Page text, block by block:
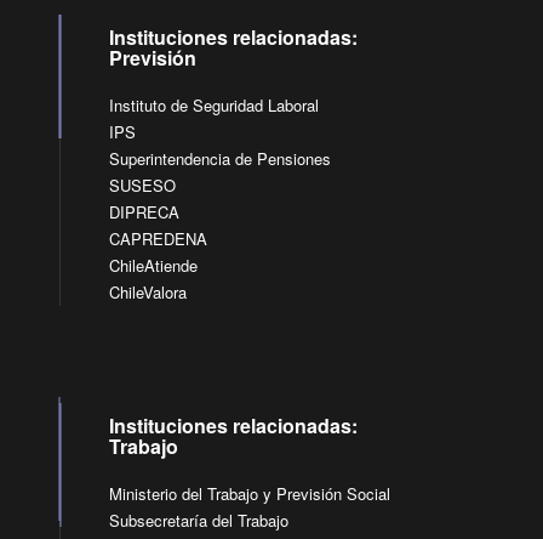
Instituciones relacionadas:
Previsión
Instituto de Seguridad Laboral
IPS
Superintendencia de Pensiones
SUSESO
DIPRECA
CAPREDENA
ChileAtiende
ChileValora
Instituciones relacionadas:
Trabajo
Ministerio del Trabajo y Previsión Social
Subsecretaría del Trabajo